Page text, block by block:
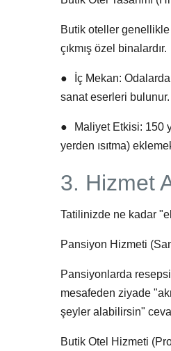
Butik oteller
çıkmış özel binalardır.
● İç Mekan:
sanat eserleri bulunur.
● Maliyet Etkisi: 150
yerden ısıtma)
3. Hizmet
Tatilinizde ne kadar
Pansiyon Hizmeti
Pansiyonlarda
mesafeden ziyade
şeyler alabilirsin"
Butik Otel Hizmeti